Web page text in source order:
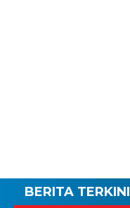
BERITA TERKINI